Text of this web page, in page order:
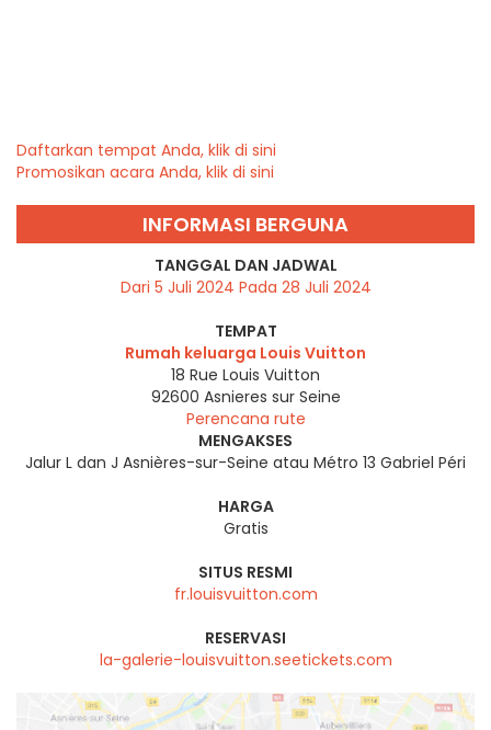
Daftarkan tempat Anda, klik di sini
Promosikan acara Anda, klik di sini
INFORMASI BERGUNA
TANGGAL DAN JADWAL
Dari 5 Juli 2024 Pada 28 Juli 2024
TEMPAT
Rumah keluarga Louis Vuitton
18 Rue Louis Vuitton
92600 Asnieres sur Seine
Perencana rute
MENGAKSES
Jalur L dan J Asnières-sur-Seine atau Métro 13 Gabriel Péri
HARGA
Gratis
SITUS RESMI
fr.louisvuitton.com
RESERVASI
la-galerie-louisvuitton.seetickets.com